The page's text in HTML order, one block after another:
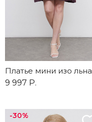
Платье мини изо льна
9 997 Р.
-30%